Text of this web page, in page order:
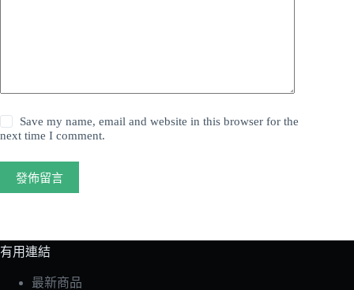
Save my name, email and website in this browser for the
next time I comment.
發佈留言
有用連結
最新商品